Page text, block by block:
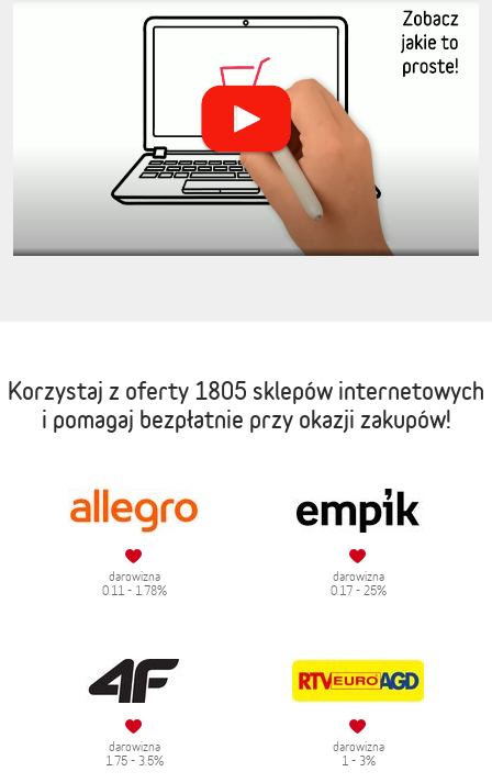
Korzystaj z oferty 1805 sklepów internetowych
i pomagaj bezpłatnie przy okazji zakupów!
darowizna
0.11 - 1.78%
darowizna
0.17 - 25%
darowizna
1.75 - 3.5%
darowizna
1 - 3%